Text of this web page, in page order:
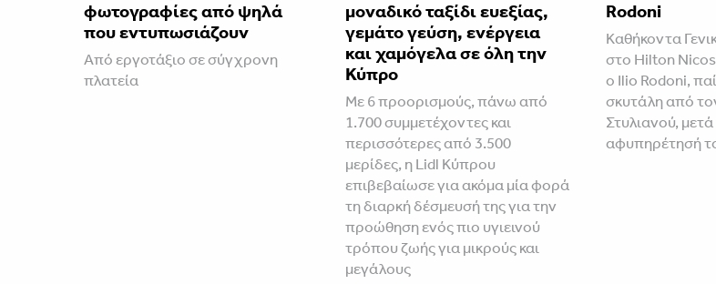
φωτογραφίες από ψηλά
που εντυπωσιάζουν
Από εργοτάξιο σε σύγχρονη
πλατεία
μοναδικό ταξίδι ευεξίας,
γεμάτο γεύση, ενέργεια
και χαμόγελα σε όλη την
Κύπρο
Με 6 προορισμούς, πάνω από
1.700 συμμετέχοντες και
περισσότερες από 3.500
μερίδες, η Lidl Κύπρου
επιβεβαίωσε για ακόμα μία φορά
τη διαρκή δέσμευσή της για την
προώθηση ενός πιο υγιεινού
τρόπου ζωής για μικρούς και
μεγάλους
Rodoni
Καθήκοντα
στο Hilton
ο Ilio Rodoni,
σκυτάλη από
Στυλιανού,
αφυπηρέτησή